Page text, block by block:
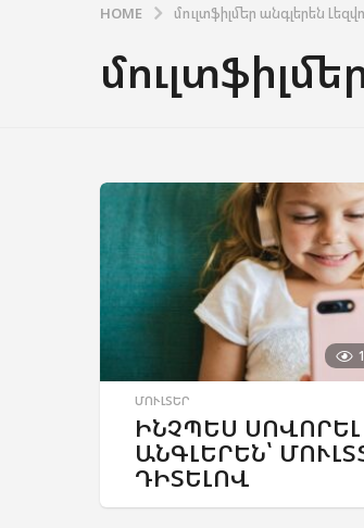
HOME մուլտֆիլմեր անգլերեն
ՄՈՒԼՏԵՐ
ԻՆՉՊԵՍ ՍՈՎՈՐԵԼ
ԱՆԳԼԵՐԵՆ՝
ԴԻՏԵԼՈՎ